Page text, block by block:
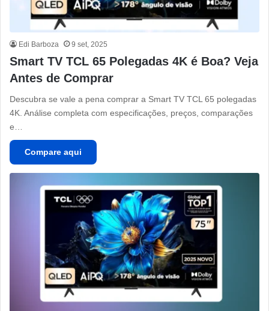
Edi Barboza 9 set, 2025
Smart TV TCL 65 Polegadas 4K é Boa? Veja
Antes de Comprar
Descubra se vale a pena comprar a Smart TV TCL 65 polegadas
4K. Análise completa com especificações, preços, comparações
e…
Compare aqui